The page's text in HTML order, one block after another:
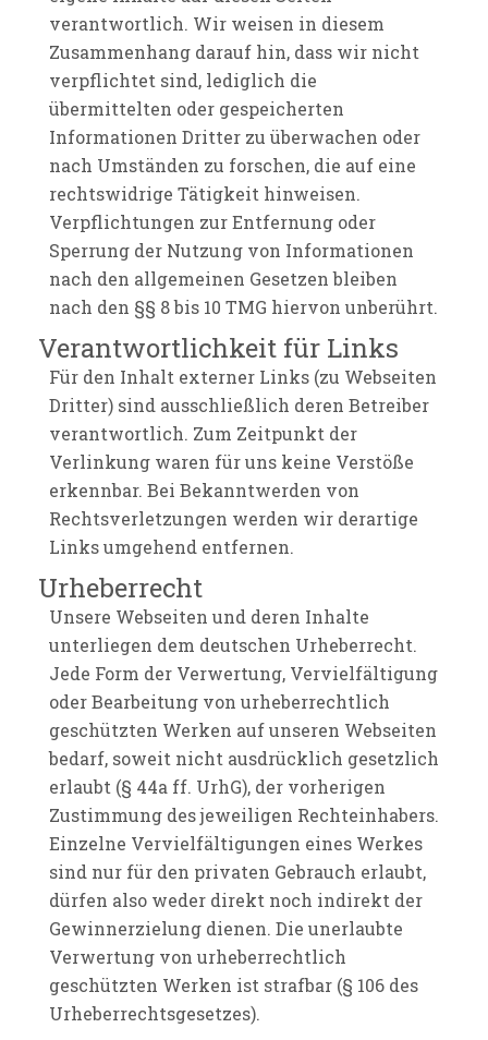
verantwortlich. Wir weisen in diesem
Zusammenhang darauf hin, dass wir nicht
verpflichtet sind, lediglich die
übermittelten oder gespeicherten
Informationen Dritter zu überwachen oder
nach Umständen zu forschen, die auf eine
rechtswidrige Tätigkeit hinweisen.
Verpflichtungen zur Entfernung oder
Sperrung der Nutzung von Informationen
nach den allgemeinen Gesetzen bleiben
nach den §§ 8 bis 10 TMG hiervon unberührt.
Verantwortlichkeit für Links
Für den Inhalt externer Links (zu Webseiten
Dritter) sind ausschließlich deren Betreiber
verantwortlich. Zum Zeitpunkt der
Verlinkung waren für uns keine Verstöße
erkennbar. Bei Bekanntwerden von
Rechtsverletzungen werden wir derartige
Links umgehend entfernen.
Urheberrecht
Unsere Webseiten und deren Inhalte
unterliegen dem deutschen Urheberrecht.
Jede Form der Verwertung, Vervielfältigung
oder Bearbeitung von urheberrechtlich
geschützten Werken auf unseren Webseiten
bedarf, soweit nicht ausdrücklich gesetzlich
erlaubt (§ 44a ff. UrhG), der vorherigen
Zustimmung des jeweiligen Rechteinhabers.
Einzelne Vervielfältigungen eines Werkes
sind nur für den privaten Gebrauch erlaubt,
dürfen also weder direkt noch indirekt der
Gewinnerzielung dienen. Die unerlaubte
Verwertung von urheberrechtlich
geschützten Werken ist strafbar (§ 106 des
Urheberrechtsgesetzes).